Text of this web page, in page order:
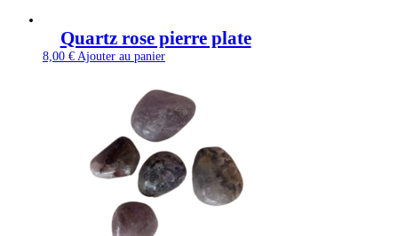
Quartz rose pierre plate
8,00 € Ajouter au panier